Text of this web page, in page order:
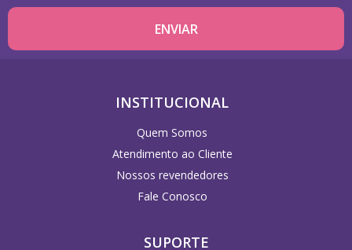
INSTITUCIONAL
Quem Somos
Atendimento ao Cliente
Nossos revendedores
Fale Conosco
SUPORTE